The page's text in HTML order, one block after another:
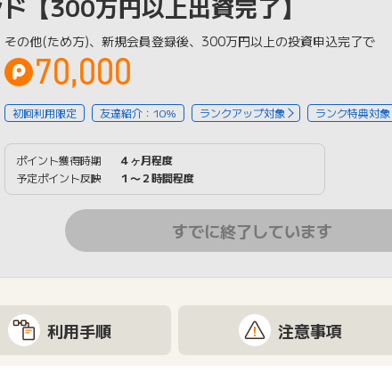
【300万円以上出資完了】
その他(ため方)、新規会員登録後、300万円以上の投資申込完了で
70,000
初回利用限定 友達紹介：10% ランクアップ対象 ランク特典対象
ポイント獲得時期
４ヶ月程度
予定ポイント反映
１〜２時間程度
すでに終了しています
利用手順 注意事項